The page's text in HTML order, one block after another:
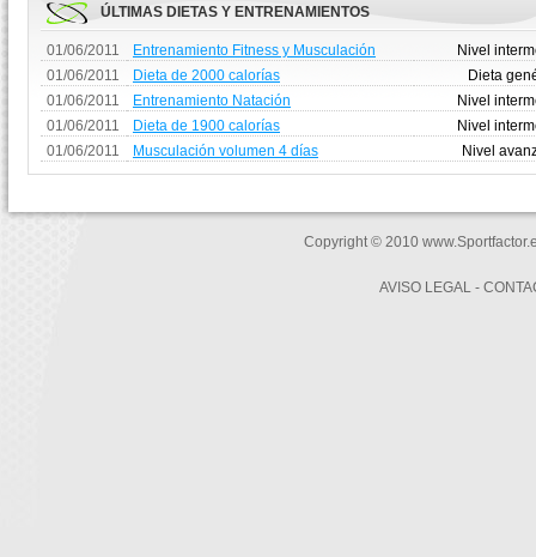
ÚLTIMAS DIETAS Y ENTRENAMIENTOS
01/06/2011 Entrenamiento Fitness y Musculación
Nivel
01/06/2011
Dieta de 2000 calorías
Dieta
01/06/2011
Entrenamiento Natación
Nivel
01/06/2011
Dieta de 1900 calorías
Nivel
01/06/2011
Musculación volumen 4 días Nivel
Copyright © 2010
AVISO LEGAL -